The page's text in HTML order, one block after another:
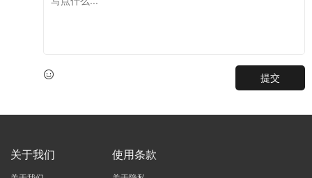
提交
关于我们 使用条款